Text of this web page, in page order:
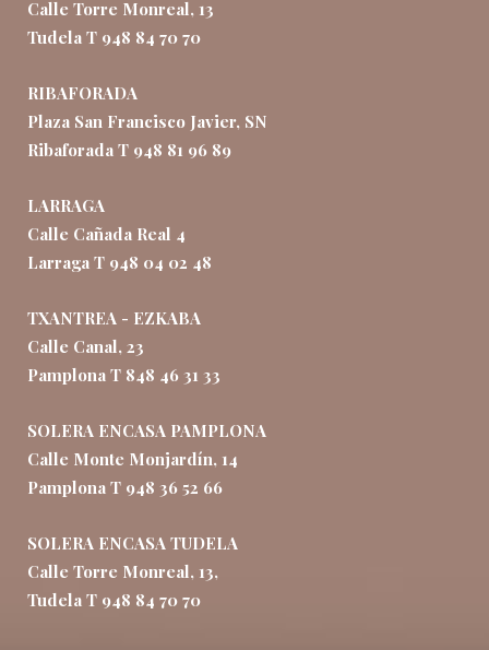
Calle Torre Monreal, 13
Tudela T 948 84 70 70
RIBAFORADA
Plaza San Francisco Javier, SN
Ribaforada T 948 81 96 89
LARRAGA
Calle Cañada Real 4
Larraga T 948 04 02 48
TXANTREA - EZKABA
Calle Canal, 23
Pamplona T 848 46 31 33
SOLERA ENCASA PAMPLONA
Calle Monte Monjardín, 14
Pamplona T 948 36 52 66
SOLERA ENCASA TUDELA
Calle Torre Monreal, 13,
Tudela T 948 84 70 70